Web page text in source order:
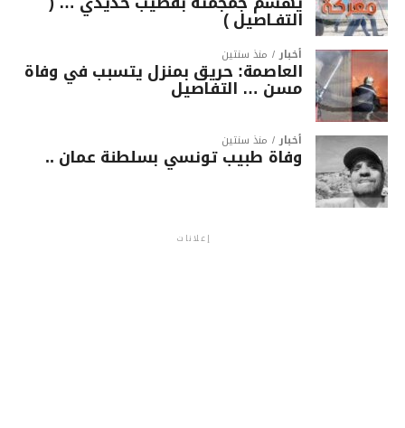
التفـاصيل )
أخبار منذ سنتين
العاصمة: حريق بمنزل يتسبب في وفاة
مسن … التفاصيل
أخبار منذ سنتين
وفاة طبيب تونسي بسلطنة عمان ..
إعلانات